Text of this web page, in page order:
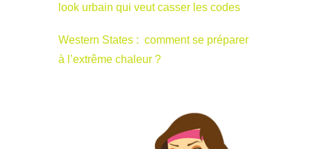
look urbain qui veut casser les codes
Western States : comment se préparer
à l’extrême chaleur ?